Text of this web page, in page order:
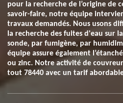
pour la recherche de l’origine de
savoir-faire, notre équipe
travaux demandés. Nous usons
la recherche des fuites d'eau sur
sonde, par fumigène, par
équipe assure également
ou zinc. Notre activité de
tout 78440 avec un tarif